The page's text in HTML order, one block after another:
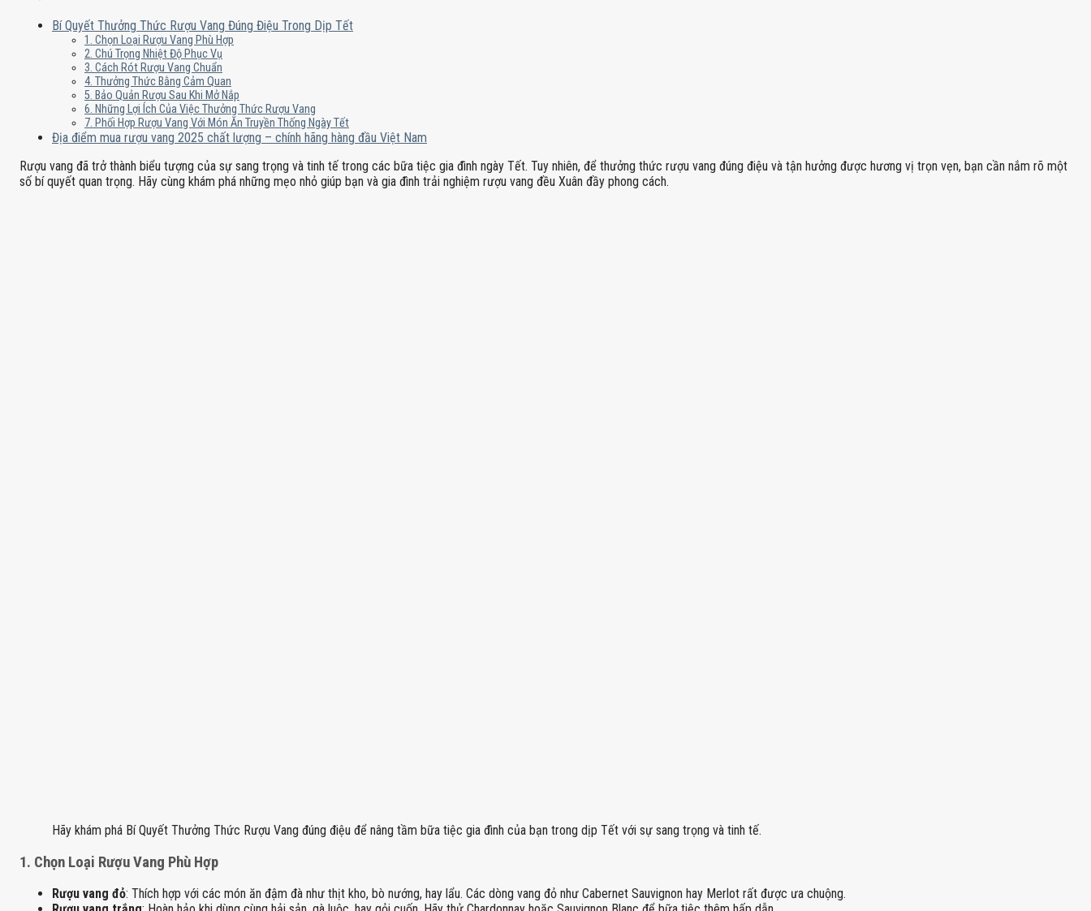
Bí Quyết Thưởng Thức Rượu Vang Đúng Điệu Trong Dịp Tết
1. Chọn Loại Rượu Vang Phù Hợp
2. Chú Trọng Nhiệt Độ Phục Vụ
3. Cách Rót Rượu Vang Chuẩn
4. Thưởng Thức Bằng Cảm Quan
5. Bảo Quản Rượu Sau Khi Mở Nắp
6. Những Lợi Ích Của Việc Thưởng Thức Rượu Vang
7. Phối Hợp Rượu Vang Với Món Ăn Truyền Thống Ngày Tết
Địa điểm mua rượu vang 2025 chất lượng – chính hãng hàng đầu Việt Nam
Rượu vang đã trở thành biểu tượng của sự sang trọng và tinh tế trong các bữa tiệc gia đình ngày Tết. Tuy nhiên, để thưởng thức rượu vang đúng điệu và tận hưởng được hương vị trọn vẹn, bạn cần nắm rõ một
số bí quyết quan trọng. Hãy cùng khám phá những mẹo nhỏ giúp bạn và gia đình trải nghiệm rượu vang đều Xuân đầy phong cách.
Hãy khám phá Bí Quyết Thưởng Thức Rượu Vang đúng điệu để nâng tầm bữa tiệc gia đình của bạn trong dịp Tết với sự sang trọng và tinh tế.
1. Chọn Loại Rượu Vang Phù Hợp
Rượu vang đỏ: Thích hợp với các món ăn đậm đà như thịt kho, bò nướng, hay lẩu. Các dòng vang đỏ như Cabernet Sauvignon hay Merlot rất được ưa chuộng.